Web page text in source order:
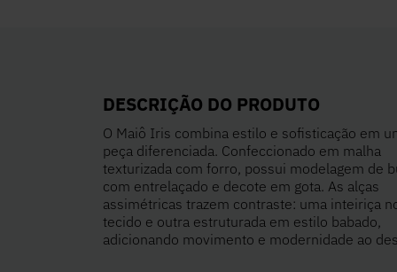
DESCRIÇÃO DO PRODUTO
O Maiô Iris combina estilo e sofisticação em
peça diferenciada. Confeccionado em malha
texturizada com forro, possui modelagem de
com entrelaçado e decote em gota. As alças
assimétricas trazem contraste: uma inteiriça
tecido e outra estruturada em estilo babado,
adicionando movimento e modernidade ao